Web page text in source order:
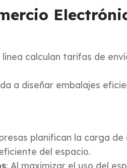
línea calculan tarifas de
a diseñar embalajes
planifican la carga
del espacio.
: Al maximizar el uso del